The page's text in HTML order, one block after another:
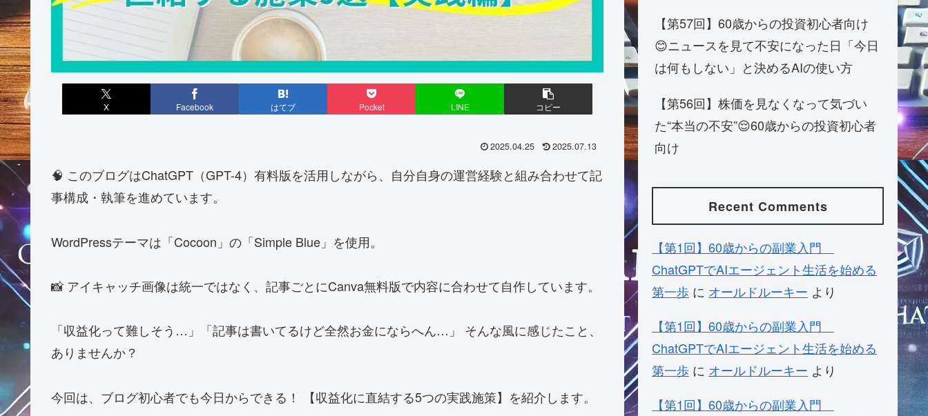
X Facebook はてブ Pocket LINE コピー
2025.04.25 2025.07.13
🧠 このブログはChatGPT（GPT-4）有料版を活用しながら、自分自身の運営経験と組み合わせて記
事構成・執筆を進めています。
WordPressテーマは「Cocoon」の「Simple Blue」を使用。
📸 アイキャッチ画像は統一ではなく、記事ごとにCanva無料版で内容に合わせて自作しています。
「収益化って難しそう…」「記事は書いてるけど全然お金にならへん…」 そんな風に感じたこと、
ありませんか？
今回は、ブログ初心者でも今日からできる！ 【収益化に直結する5つの実践施策】を紹介します。
【第57回】60歳からの投資初心者向け
😊ニュースを見て不安になった日「今日
は何もしない」と決めるAIの使い方
【第56回】株価を見なくなって気づい
た“本当の不安”😌60歳からの投資初心者
向け
Recent Comments
【第1回】60歳からの副業入門
ChatGPTでAIエージェント生活を始める
第一歩 に オールドルーキー より
【第1回】60歳からの副業入門
ChatGPTでAIエージェント生活を始める
第一歩 に オールドルーキー より
【第1回】60歳からの副業入門